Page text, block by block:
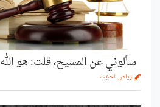
سألوني عن المسيح، قلت: هو الله
رياض الحبيّب